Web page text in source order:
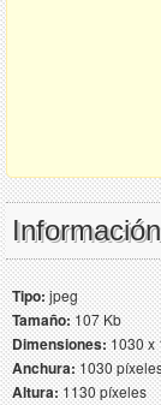
Tipo:jpeg
Tamaño:107 Kb
Dimensiones:1030 x
Anchura:1030
Altura:1130 píxeles